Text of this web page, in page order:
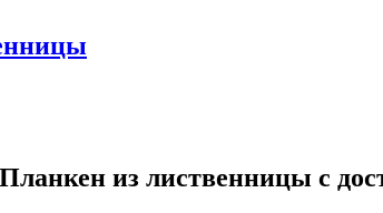
Планкен из лиственницы с